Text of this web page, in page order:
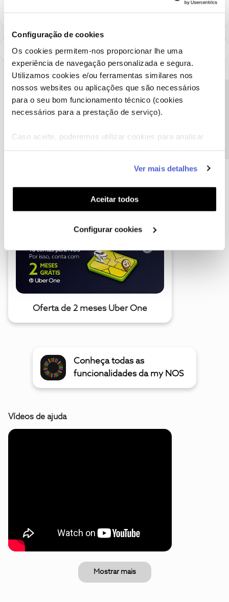
Configuração de cookies
Os cookies permitem-nos proporcionar lhe uma
experiência de navegação personalizada e segura.
Utilizamos cookies e/ou ferramentas similares nos
nossos websites ou aplicações que são necessários
para o seu bom funcionamento técnico (cookies
necessários para a prestação de serviço).
Caso aceite, poderemos utilizar cookies para analisar
funcionalidades (cookies de personalização e
funcionalidade) e adaptar anúncios aos seus interesses
(cookies de publicidade personalizada). Pode gerir a
utilização dos cookies clicando em "Configurar
Ver mais detalhes
Aceitar todos
Configurar cookies
A poupança que COMBINA
Oferta de 2 meses Uber One
Conheça todas as
funcionalidades da my NOS
Vídeos de ajuda
Mostrar mais